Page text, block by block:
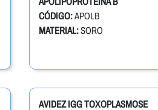
CÓDIGO:APOLB
MATERIAL:SORO
AVIDEZ IGG TOXOPLASMOSE